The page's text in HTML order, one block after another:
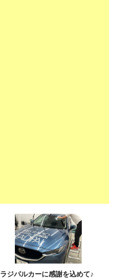
ラジパルカーに感謝を込めて♪